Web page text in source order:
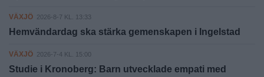
VÄXJÖ 2026-8-7 KL. 13:33
Hemvändardag ska stärka gemenskapen i Ingelstad
VÄXJÖ 2026-7-4 KL. 15:00
Studie i Kronoberg: Barn utvecklade empati med